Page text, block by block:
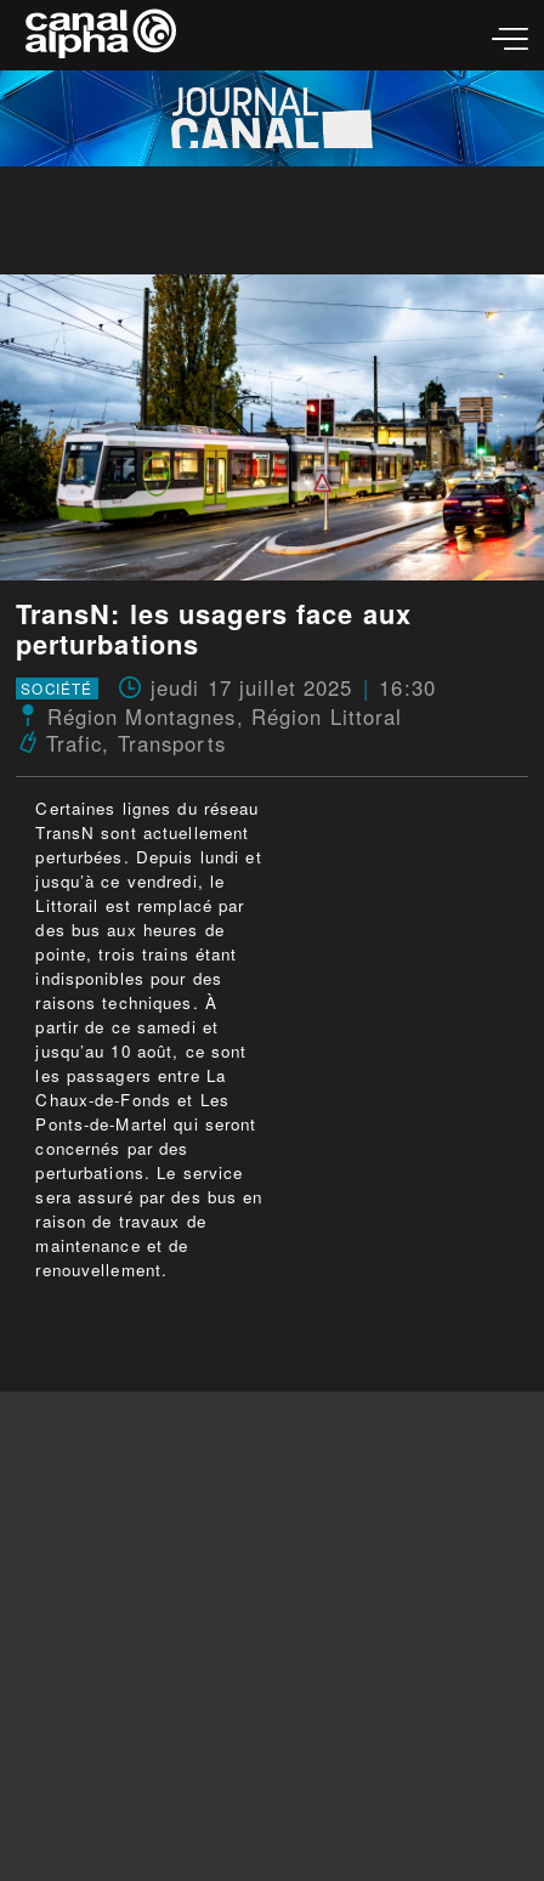
TransN: les usagers face aux
perturbations
SOCIÉTÉ jeudi 17 juillet 2025
16:30
Région Montagnes, Région Littoral
Trafic, Transports
Certaines lignes du réseau
TransN sont actuellement
perturbées. Depuis lundi et
jusqu’à ce vendredi, le
Littorail est remplacé par
des bus aux heures de
pointe, trois trains étant
indisponibles pour des
raisons techniques. À
partir de ce samedi et
jusqu’au 10 août, ce sont
les passagers entre La
Chaux-de-Fonds et Les
Ponts-de-Martel qui seront
concernés par des
perturbations. Le service
sera assuré par des bus en
raison de travaux de
maintenance et de
renouvellement.